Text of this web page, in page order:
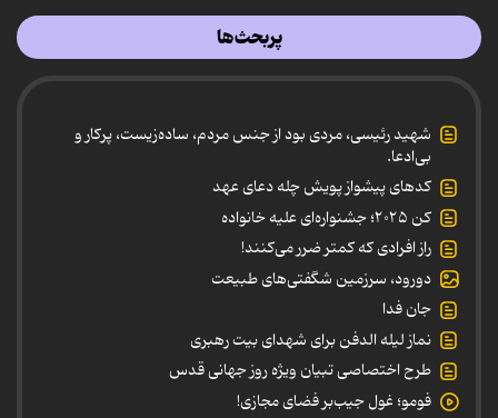
پربحث‌ها
شهید رئیسی، مردی بود از جنس مردم، ساده‌زیست، پرکار و
بی‌ادعا.
کدهای پیشواز پویش چله دعای عهد
کن ۲۰۲۵؛ جشنواره‌ای علیه خانواده
راز افرادی که کمتر ضرر می‌کنند!
دورود، سرزمین شگفتی‌های طبیعت
جان فدا
نماز لیله الدفن برای شهدای بیت رهبری
طرح اختصاصی تبیان ویژه روز جهانی قدس
فومو؛ غول جیب‌بر فضای مجازی!